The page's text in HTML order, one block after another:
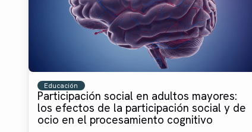
Educación
Participación social en adultos mayores:
los efectos de la participación social y de
ocio en el procesamiento cognitivo